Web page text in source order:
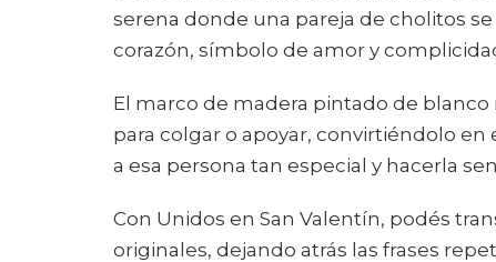
serena donde una pareja de cholitos
corazón, símbolo de amor y
El marco de madera pintado de blanco
para colgar o apoyar, convirtiéndolo
a esa persona tan especial y hacerla
Con Unidos en San Valentín, podés
originales, dejando atrás las frases